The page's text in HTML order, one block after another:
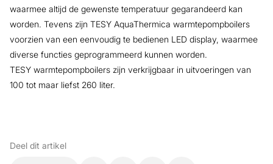
waarmee altijd de gewenste temperatuur gegarandeerd kan
worden. Tevens zijn TESY AquaThermica warmtepompboilers
voorzien van een eenvoudig te bedienen LED display, waarmee
diverse functies geprogrammeerd kunnen worden.
TESY warmtepompboilers zijn verkrijgbaar in uitvoeringen van
100 tot maar liefst 260 liter.
Deel dit artikel